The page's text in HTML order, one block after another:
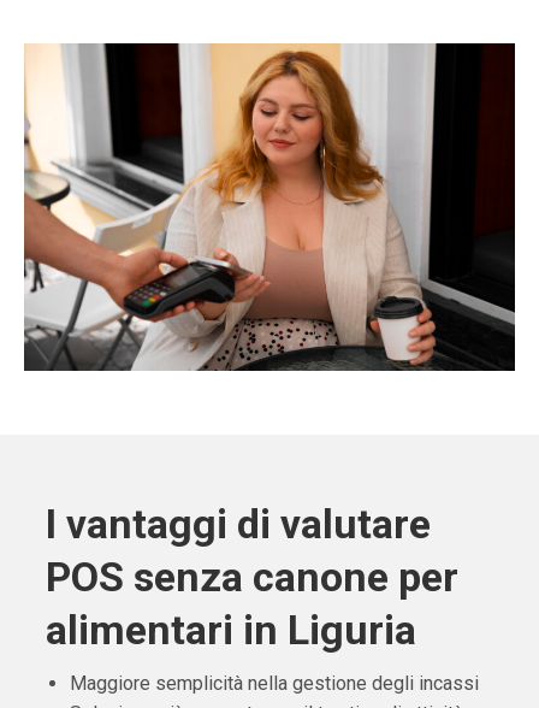
I vantaggi di valutare
POS senza canone per
alimentari in Liguria
Maggiore semplicità nella gestione degli incassi